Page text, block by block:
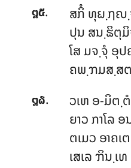
໘໕.
ສກິໍ ທຸຏ຺ຐຎ຺
ປຸນ ສນ຺ຘິຕຸ
ໂສມຈ຺ຈຸໍ ອຸ
ຄພ຺ຠມສ຺ສຕ
໘໖.
ວເຫ ອ-ມິຕ຺
ຍາວ ກາໂລ ອ
ຕເມວ ອາຄເ
ເສເລ ຠິນ຺ເ